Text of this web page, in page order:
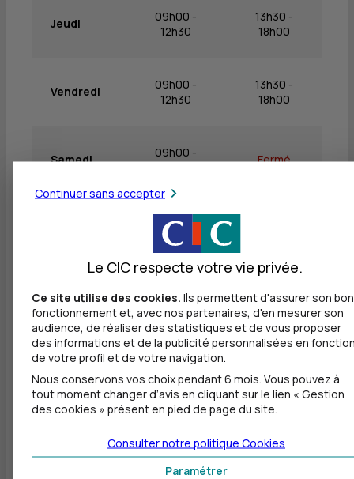
Jeudi
09h00 -
12h30
13h30 -
18h00
Vendredi
09h00 -
12h30
13h30 -
18h00
Samedi
09h00 -
Fermé
Fermé
Autres agences les plus proches
CIC RILLIEUX VILLAGE
à 7,6 km
60 PLACE DE VERDUN
69140 RILLIEUX LA PAPE
Fermé, ouvre mardi à 9h00
Continuer sans accepter
Le CIC respecte votre vie privée.
Ce site utilise des cookies. Ils permettent d'assurer son bon
fonctionnement et, avec nos partenaires, d'en mesurer son
audience, de réaliser des statistiques et de vous proposer
des informations et de la publicité personnalisées en
de votre profil et de votre navigation.
Nous conservons vos choix pendant 6 mois. Vous pouvez à
tout moment changer d’avis en cliquant sur le lien « Gestion
des cookies » présent en pied de page du site.
Paramétrer
Consulter notre politique Cookies